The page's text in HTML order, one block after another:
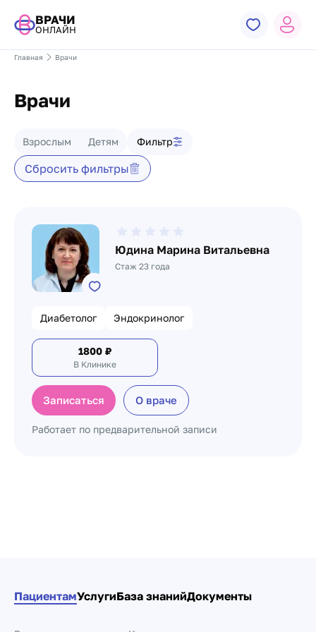
ВРАЧИ
ОНЛАЙН
Главная Врачи
Врачи
Фильтр врачей
Взрослым Детям Фильтр
Сбросить фильтры
Юдина Марина Витальевна
Стаж 23 года
Диабетолог Эндокринолог
1800 ₽
В Клинике
Записаться О враче
Работает по предварительной записи
ПациентамУслугиБаза знанийДокументы